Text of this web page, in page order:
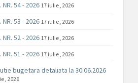
NR. 54 - 2026 17 iulie , 2026
NR. 53 - 2026 17 iulie , 2026
NR. 52 - 2026 17 iulie , 2026
NR. 51 - 2026 17 iulie , 2026
bugetara detaliata la 30.06.2026
, 2026